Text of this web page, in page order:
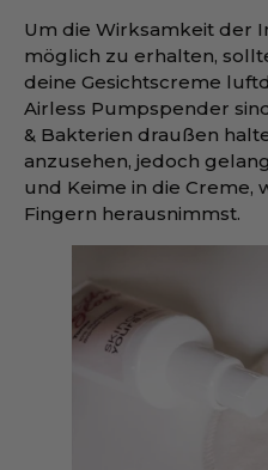
Um die Wirksamkeit der
möglich zu erhalten,
deine Gesichtscreme
Airless Pumpspender
& Bakterien draußen
anzusehen, jedoch
und Keime in die Creme,
Fingern herausnimmst.